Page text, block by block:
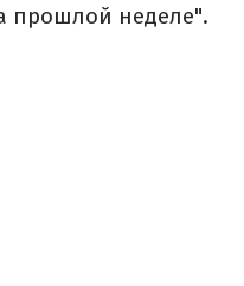
прошлой неделе".